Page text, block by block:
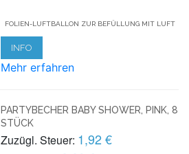
FOLIEN-LUFTBALLON ZUR BEFÜLLUNG MIT LUFT
INFO
Mehr erfahren
PARTYBECHER BABY SHOWER, PINK, 8
STÜCK
Zuzügl. Steuer: 1,92 €